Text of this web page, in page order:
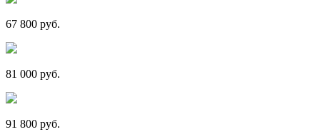
67 800 руб.
81 000 руб.
91 800 руб.